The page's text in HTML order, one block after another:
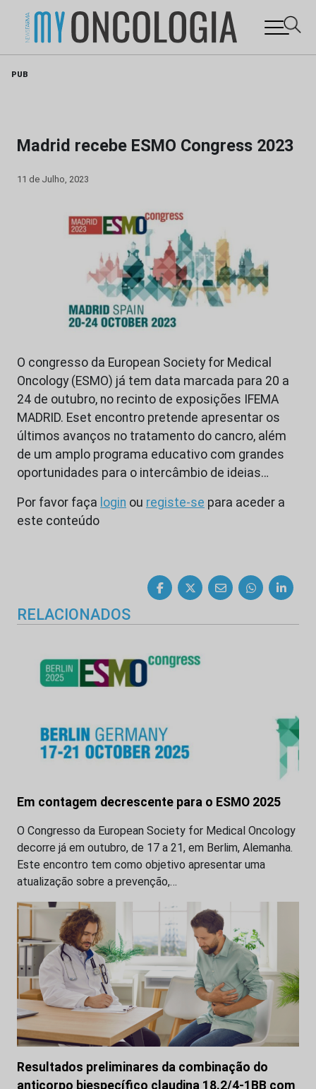
PUB
Madrid recebe ESMO Congress 2023
11 de Julho, 2023
O congresso da European Society for Medical
Oncology (ESMO) já tem data marcada para 20 a
24 de outubro, no recinto de exposições IFEMA
MADRID. Eset encontro pretende apresentar os
últimos avanços no tratamento do cancro, além
de um amplo programa educativo com grandes
oportunidades para o intercâmbio de ideias…
Por favor faça login ou registe-se para aceder a
este conteúdo
RELACIONADOS
Em contagem decrescente para o ESMO 2025
O Congresso da European Society for Medical Oncology
decorre já em outubro, de 17 a 21, em Berlim, Alemanha.
Este encontro tem como objetivo apresentar uma
atualização sobre a prevenção,…
Resultados preliminares da combinação do
anticorpo biespecífico claudina 18.2/4-1BB com